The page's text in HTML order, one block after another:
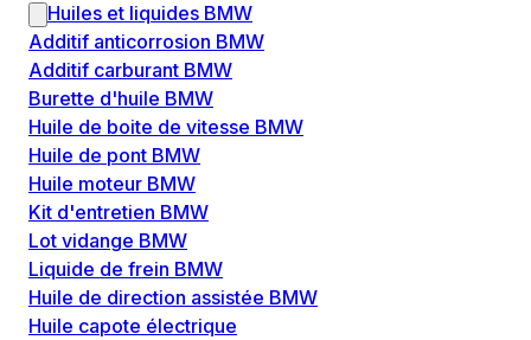
Huiles et liquides BMW
Additif anticorrosion BMW
Additif carburant BMW
Burette d'huile BMW
Huile de boite de vitesse BMW
Huile de pont BMW
Huile moteur BMW
Kit d'entretien BMW
Lot vidange BMW
Liquide de frein BMW
Huile de direction assistée BMW
Huile capote électrique